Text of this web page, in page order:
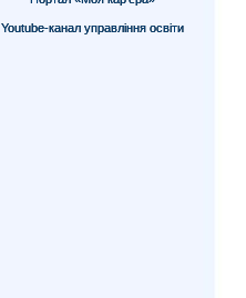
Youtube-канал управління освіти